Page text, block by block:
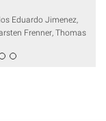
Eduardo Jimenez,
Frenner, Thomas